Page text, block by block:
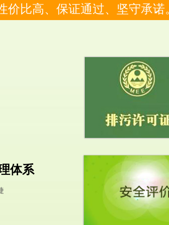
价比高、保证通过、坚守承诺
体系